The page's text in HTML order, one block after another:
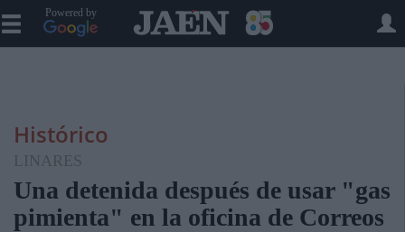
Powered by
Histórico
LINARES
Una detenida después de usar "gas
pimienta" en la oficina de Correos